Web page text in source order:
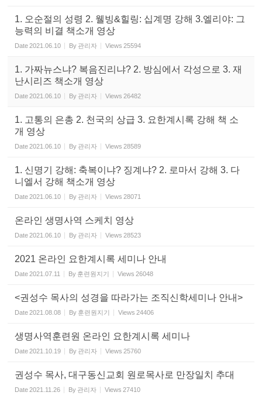
1. 오순절의 성령 2. 웰빙&힐링: 십계명 강해 3.엘리야: 그
능력의 비결 책소개 영상
Date 2021.06.10 By 관리자 Views 25594
1. 가짜뉴스냐? 복음진리냐? 2. 방심에서 각성으로 3. 재
난시리즈 책소개 영상
Date 2021.06.10 By 관리자 Views 26482
1. 고통의 은총 2. 천국의 상급 3. 요한계시록 강해 책 소
개 영상
Date 2021.06.10 By 관리자 Views 28589
1. 신명기 강해: 축복이냐? 징계냐? 2. 로마서 강해 3. 다
니엘서 강해 책소개 영상
Date 2021.06.10 By 관리자 Views 28071
온라인 생명사역 스케치 영상
Date 2021.06.10 By 관리자 Views 28523
2021 온라인 요한계시록 세미나 안내
Date 2021.07.11 By 훈련원지기 Views 26048
<권성수 목사의 성경을 따라가는 조직신학세미나 안내>
Date 2021.08.08 By 훈련원지기 Views 24406
생명사역훈련원 온라인 요한계시록 세미나
Date 2021.10.19 By 관리자 Views 25760
권성수 목사, 대구동신교회 원로목사로 만장일치 추대
Date 2021.11.26 By 관리자 Views 27410